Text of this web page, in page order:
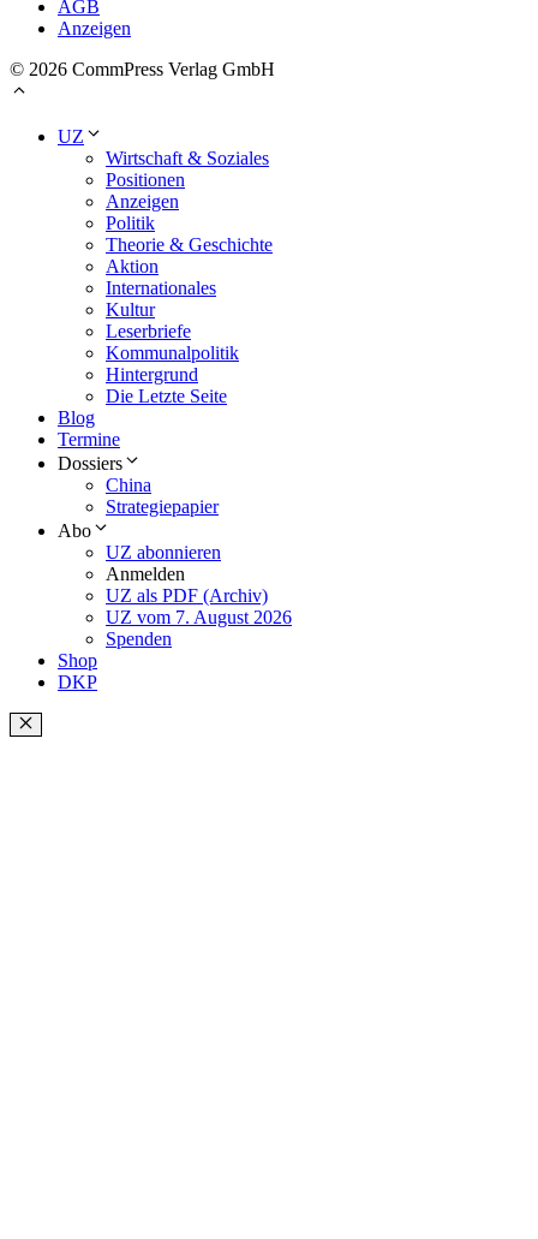
AGB
Anzeigen
© 2026 CommPress Verlag GmbH
UZ
Wirtschaft & Soziales
Positionen
Anzeigen
Politik
Theorie & Geschichte
Aktion
Internationales
Kultur
Leserbriefe
Kommunalpolitik
Hintergrund
Die Letzte Seite
Blog
Termine
Dossiers
China
Strategiepapier
Abo
UZ abonnieren
Anmelden
UZ als PDF (Archiv)
UZ vom 7. August 2026
Spenden
Shop
DKP
Schließen